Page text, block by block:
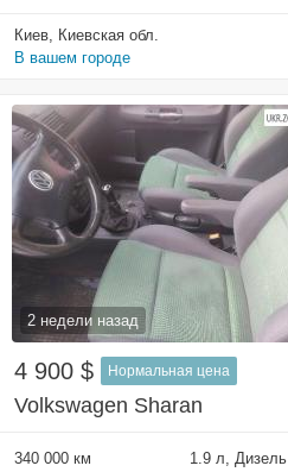
Киев, Киевская обл.
В вашем городе
2 недели назад
4 900 $ Нормальная цена
Volkswagen Sharan
340 000 км 1.9 л, Дизель